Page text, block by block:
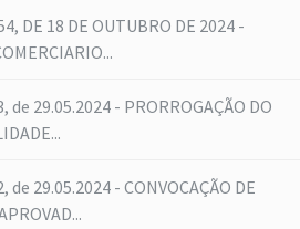
DE 18 DE OUTUBRO DE 2024 -
de 29.05.2024 - PRORROGAÇÃO DO
de 29.05.2024 - CONVOCAÇÃO DE